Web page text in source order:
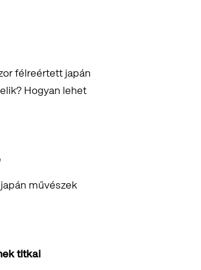
félreértett japán
Hogyan lehet
művészek
titkai